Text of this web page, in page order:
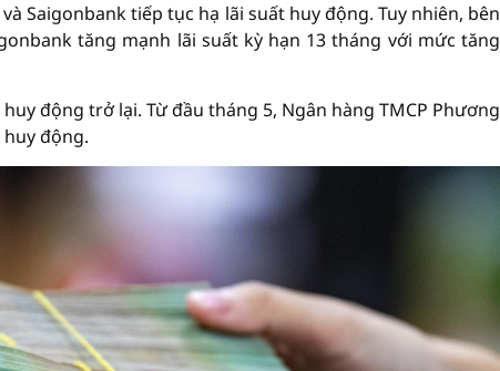
Saigonbank tiếp tục hạ lãi suất huy động. Tuy nhiên, bên
tăng mạnh lãi suất kỳ hạn 13 tháng với mức tăng
động trở lại. Từ đầu tháng 5, Ngân hàng TMCP Phương
động.